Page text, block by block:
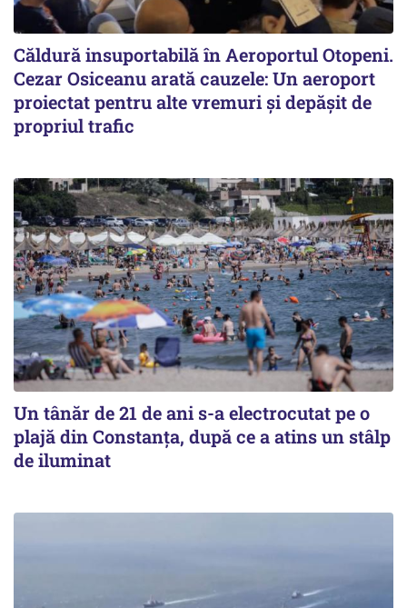
Căldură insuportabilă în Aeroportul Otopeni.
Cezar Osiceanu arată cauzele: Un aeroport
proiectat pentru alte vremuri și depășit de
propriul trafic
Un tânăr de 21 de ani s-a electrocutat pe o
plajă din Constanța, după ce a atins un stâlp
de iluminat